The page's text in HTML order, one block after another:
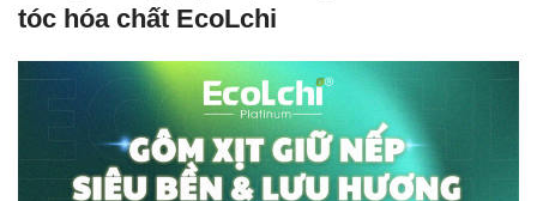
tóc hóa chất EcoLchi